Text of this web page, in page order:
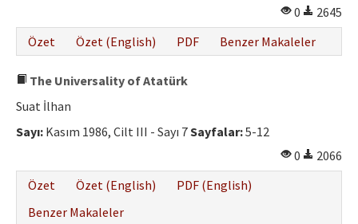
0
2645
Özet
Özet (English) PDF Benzer Makaleler
The Universality of Atatürk
Suat İlhan
Sayı: Kasım 1986, Cilt III - Sayı 7Sayfalar:5-12
0
2066
Özet
Özet (English)
PDF (English)
Benzer Makaleler